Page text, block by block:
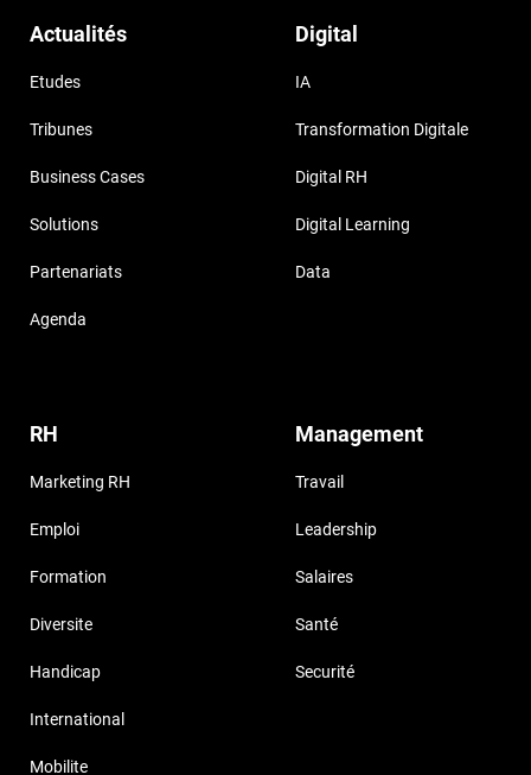
Actualités
Etudes
Tribunes
Business Cases
Solutions
Partenariats
Agenda
Digital
IA
Transformation Digitale
Digital RH
Digital Learning
Data
RH
Marketing RH
Emploi
Formation
Diversite
Handicap
International
Mobilite
Management
Travail
Leadership
Salaires
Santé
Securité